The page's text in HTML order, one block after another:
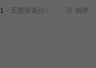
- 无需安装任何插件 倒序